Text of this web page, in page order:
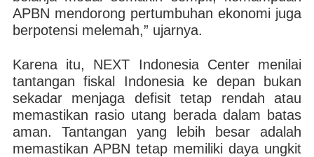
APBN mendorong pertumbuhan ekonomi juga
berpotensi melemah,” ujarnya.
Karena itu, NEXT Indonesia Center menilai
tantangan fiskal Indonesia ke depan bukan
sekadar menjaga defisit tetap rendah atau
memastikan rasio utang berada dalam batas
aman. Tantangan yang lebih besar adalah
memastikan APBN tetap memiliki daya ungkit